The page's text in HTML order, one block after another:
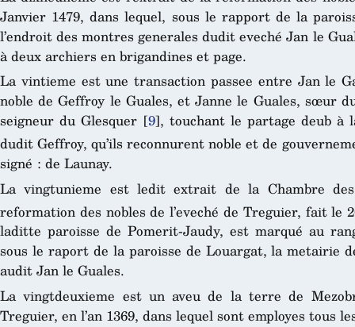
Janvier 1479, dans lequel, sous le rapport de la
l’endroit des montres generales dudit eveché Jan le
à deux archiers en brigandines et page.
La vintieme est une transaction passee entre Jan le
noble de Geffroy le Guales, et Janne le Guales, sœur
seigneur du Glesquer [9], touchant le partage deub à
dudit Geffroy, qu’ils reconnurent noble et de
signé : de Launay.
La vingtunieme est ledit extrait de la Chambre
reformation des nobles de l’eveché de Treguier, fait le
laditte paroisse de Pomerit-Jaudy, est marqué au
sous le raport de la paroisse de Louargat, la metairie
audit Jan le Guales.
La vingtdeuxieme est un aveu de la terre de
Treguier, en l’an 1369, dans lequel sont employes tous